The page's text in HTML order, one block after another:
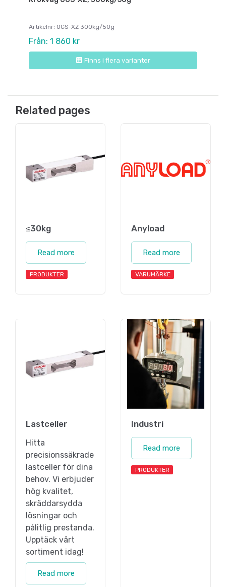
Artikelnr: OCS-XZ 300kg/50g
Från: 1 860 kr
Finns i flera varianter
Related pages
≤30kg
Read more
PRODUKTER
Anyload
Read more
VARUMÄRKE
Lastceller
Hitta
precisionssäkrade
lastceller för dina
behov. Vi erbjuder
hög kvalitet,
skräddarsydda
lösningar och
pålitlig prestanda.
Upptäck vårt
sortiment idag!
Read more
Industri
Read more
PRODUKTER